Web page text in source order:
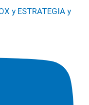
y ESTRATEGIA y